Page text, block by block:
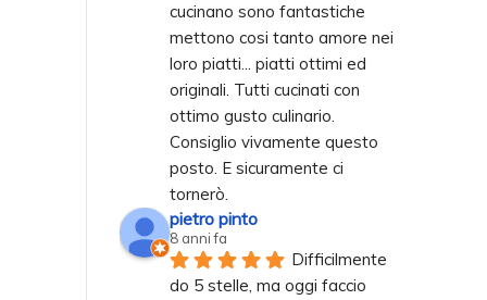
cucinano sono fantastiche
mettono cosi tanto amore nei
loro piatti... piatti ottimi ed
originali. Tutti cucinati con
ottimo gusto culinario.
Consiglio vivamente questo
posto. E sicuramente ci
tornerò.
pietro pinto
8 anni fa
Difficilmente
do 5 stelle, ma oggi faccio